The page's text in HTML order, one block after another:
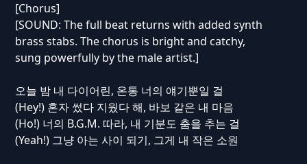
[Chorus]
[SOUND: The full beat returns with added synth
brass stabs. The chorus is bright and catchy,
sung powerfully by the male artist.]
오늘 밤 내 다이어린, 온통 너의 얘기뿐일 걸
(Hey!) 혼자 썼다 지웠다 해, 바보 같은 내 마음
(Ho!) 너의 B.G.M. 따라, 내 기분도 춤을 추는 걸
(Yeah!) 그냥 아는 사이 되기, 그게 내 작은 소원